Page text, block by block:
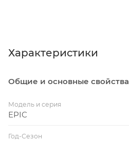
Характеристики
Общие и основные свойства
Модель и серия
EPIC
Год-Сезон